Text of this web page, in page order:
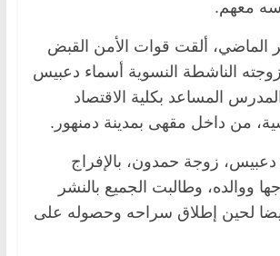
معهم.
الماضي، ألقت قوات الأمن القبض
الناشطة النسوية أسماء دعبيس
المساعد بكلية الاقتصاد
من داخل مقهى بمدينة دمنهور.
زوجة حمدون، بالإفراج
ووالده، وطالبت الجميع بالنشر
لحين إطلاق سراحه وحصوله على